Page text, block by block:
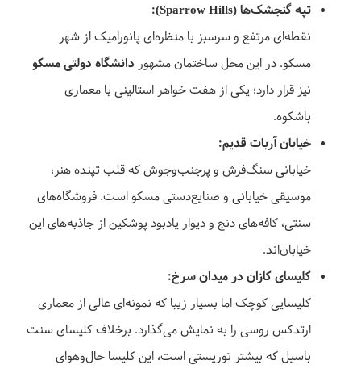
تپه گنجشک‌ها (Sparrow Hills):
نقطه‌ای مرتفع و سرسبز با منظره‌ای پانورامیک از شهر
مسکو. در این محل ساختمان مشهور دانشگاه دولتی مسکو
نیز قرار دارد؛ یکی از هفت خواهر استالینی با معماری
باشکوه.
خیابان آربات قدیم:
خیابانی سنگ‌فرش و پرجنب‌وجوش که قلب تپنده هنر،
موسیقی خیابانی و صنایع‌دستی مسکو است. فروشگاه‌های
سنتی، کافه‌های دنج و دیوار یادبود پوشکین از جاذبه‌های این
خیابان‌اند.
کلیسای کازان در میدان سرخ:
کلیسایی کوچک اما بسیار زیبا که نمونه‌ای عالی از معماری
ارتدکس روسی را به نمایش می‌گذارد. برخلاف کلیسای سنت
باسیل که بیشتر توریستی است، این کلیسا حال‌وهوای